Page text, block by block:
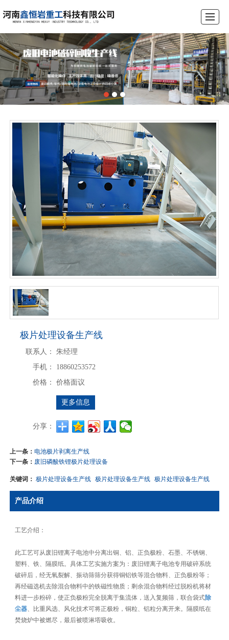
首页 公司介绍 产品展示 锂电池破碎设备生产线 工程案例 荣誉资质 新闻动态 联系我们
极片处理设备生产线
联系人：
朱经理
手机：
18860253572
价格：
价格面议
更多信息
分享：
上一条：电池极片剥离生产线
下一条： 废旧磷酸铁锂极片处理设备
关键词：极片处理设备生产线 极片处理设备生产线 极片处理设备生产线
产品介绍
工艺介绍：
此工艺可从废旧锂离子电池中分离出铜、铝、正负极粉、石墨、不锈钢、
塑料、铁、隔膜纸。具体工艺实施方案为：废旧锂离子电池专用破碎系统
破碎后，经无氧裂解、振动筛筛分获得铜铝铁等混合物料、正负极粉等；
再经磁选机去除混合物料中的铁磁性物质；剩余混合物料经过脱粉机将材
料进一步粉碎，使正负极粉完全脱离于集流体，送入复频筛，联合袋式除
尘器、比重风选、风化技术可将正极粉，铜粒、铝粒分离开来。隔膜纸在
焚烧炉中被燃尽，最后被喷淋塔吸收。